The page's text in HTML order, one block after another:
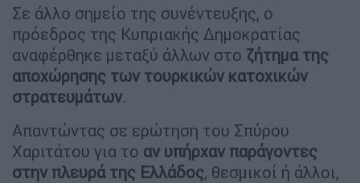
Σε άλλο σημείο της συνέντευξης, ο
πρόεδρος της Κυπριακής Δημοκρατίας
αναφέρθηκε μεταξύ άλλων στο ζήτημα της
αποχώρησης των τουρκικών κατοχικών
στρατευμάτων.
Απαντώντας σε ερώτηση του Σπύρου
Χαριτάτου για το αν υπήρχαν παράγοντες
στην πλευρά της Ελλάδος, θεσμικοί ή άλλοι,